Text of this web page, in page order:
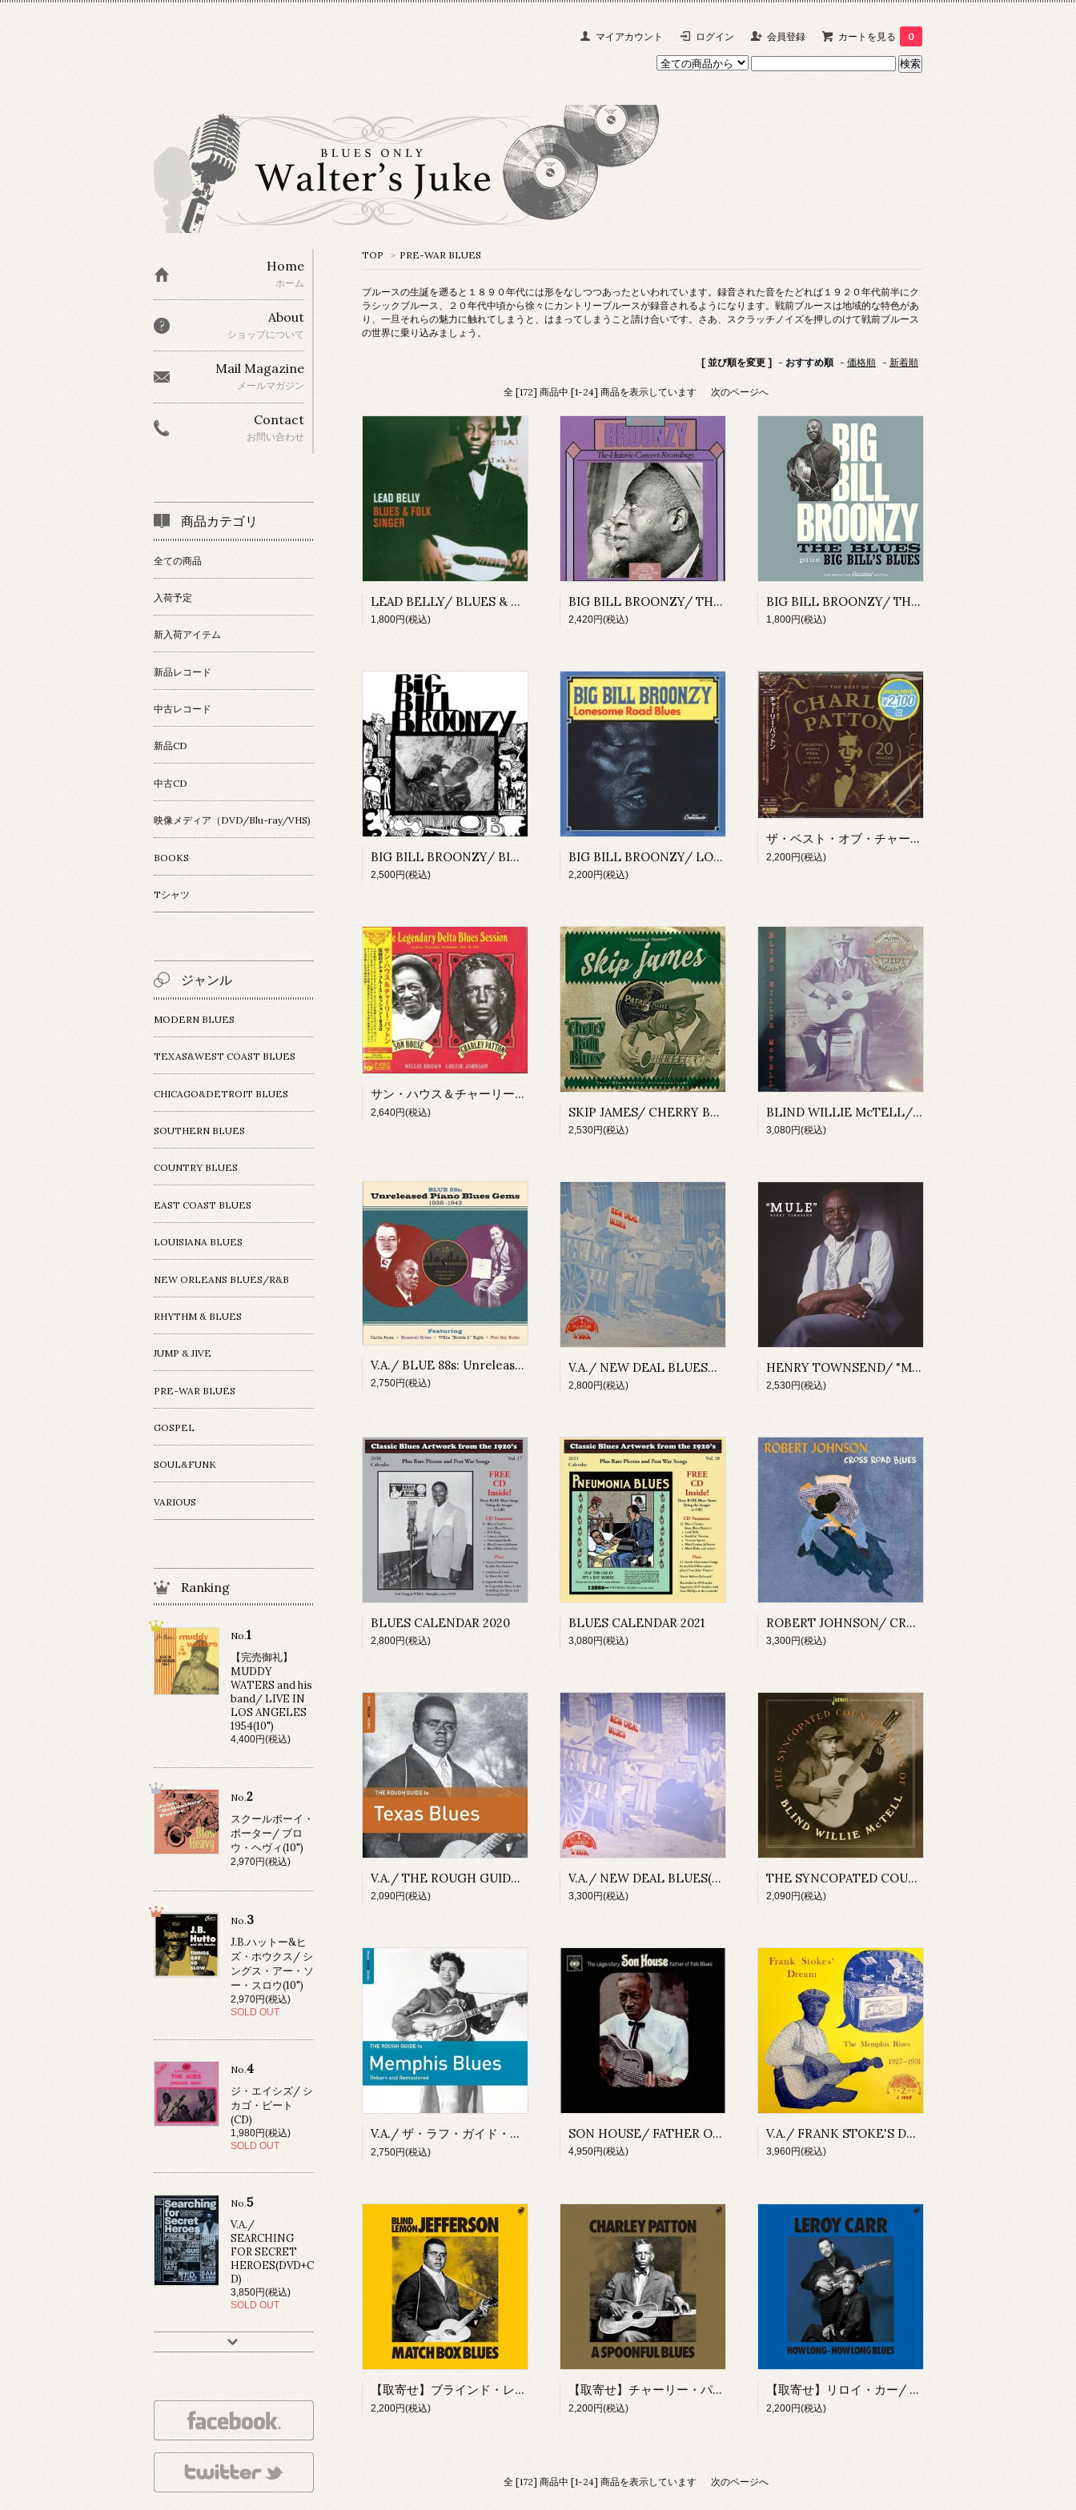
マイアカウント ログイン 会員登録 カートを見る 0
TOP > PRE-WAR BLUES
ブルースの生誕を遡ると１８９０年代には形をなしつつあったといわれています。録音された音をたどれば１９２０年代前半にク
ラシックブルース、２０年代中頃から徐々にカントリーブルースが録音されるようになります。戦前ブルースは地域的な特色があ
り、一旦それらの魅力に触れてしまうと、はまってしまうこと請け合いです。さあ、スクラッチノイズを押しのけて戦前ブルース
の世界に乗り込みましょう。
[ 並び順を変更 ] - おすすめ順 - 価格順 - 新着順
全 [172] 商品中 [1-24] 商品を表示しています 次のページへ
LEAD BELLY/ BLUES & FOLK SINGER(CD)
1,800円(税込)
BIG BILL BROONZY/ THE HISTRIC CONCERT RECORDINGS(CD)
2,420円(税込)
BIG BILL BROONZY/ THE BLUES + BIG BILL'S BLUES
1,800円(税込)
BIG BILL BROONZY/ BIG BILL BROONZY(LP)
2,500円(税込)
BIG BILL BROONZY/ LONESOME ROAD BLUES(LP)
2,200円(税込)
ザ・ベスト・オブ・チャーリー・パットン(CD)
2,200円(税込)
サン・ハウス＆チャーリー・パットン/ 伝説のデルタ・ブルース・セッション1930(CD)
2,640円(税込) SKIP JAMES/ CHERRY BALL BLUES(CD)
2,530円(税込)
BLIND WILLIE McTELL/ ATLANTA TWELVE STRING(COLORED VINYL)
3,080円(税込)
V.A./ BLUE 88s: Unreleased Piano Blues Gems 1938-1942(CD)
2,750円(税込)
V.A./ NEW DEAL BLUES…(1933-1939)
2,800円(税込)
HENRY TOWNSEND/ "MULE"(CD)
2,530円(税込)
BLUES CALENDAR 2020
2,800円(税込)
BLUES CALENDAR 2021
3,080円(税込)
ROBERT JOHNSON/ CROSS ROAD BLUES(180g LP)
3,300円(税込)
V.A./ THE ROUGH GUIDE to Texas Blues(CD)
2,090円(税込)
V.A./ NEW DEAL BLUES(LP)
3,300円(税込)
THE SYNCOPATED COUNTRY BLUES OF BLIND WILLIE McTELL(CD-R)
2,090円(税込)
V.A./ ザ・ラフ・ガイド・トゥ・メンフィス・ブルース(CD)
2,750円(税込)
SON HOUSE/ FATHER OF FOLK BLUES(COLORED VINYL)
4,950円(税込)
V.A./ FRANK STOKE'S DREAM: THE MEMPHIS BLUES 1927-1931(LP)
3,960円(税込)
【取寄せ】ブラインド・レモン・ジェファスン/ マッチ・ボックス・ブルース(CD)
2,200円(税込)
【取寄せ】チャーリー・パットン/ ア・スプーンフル・ブルース(CD)
2,200円(税込)
【取寄せ】リロイ・カー/ ハウ・ロング・ハウ・ロング・ブルース(CD)
2,200円(税込)
全 [172] 商品中 [1-24] 商品を表示しています 次のページへ
Home
ホーム
About
ショップについて
Mail Magazine
メールマガジン
Contact
お問い合わせ
商品カテゴリ
全ての商品
入荷予定
新入荷アイテム
新品レコード
中古レコード
新品CD
中古CD
映像メディア（DVD/Blu-ray/VHS)
BOOKS
Tシャツ
ジャンル
MODERN BLUES
TEXAS&WEST COAST BLUES
CHICAGO&DETROIT BLUES
SOUTHERN BLUES
COUNTRY BLUES
EAST COAST BLUES
LOUISIANA BLUES
NEW ORLEANS BLUES/R&B
RHYTHM & BLUES
JUMP & JIVE
PRE-WAR BLUES
GOSPEL
SOUL&FUNK
VARIOUS
Ranking
No.1
【完売御礼】
MUDDY
WATERS and his
band/ LIVE IN
LOS ANGELES
1954(10")
4,400円(税込)
No.2
スクールボーイ・
ポーター/ ブロ
ウ・ヘヴィ(10")
2,970円(税込)
No.3
J.B.ハットー&ヒ
ズ・ホウクス/ シ
ングス・アー・ソ
ー・スロウ(10")
2,970円(税込)
SOLD OUT
No.4
ジ・エイシズ/ シ
カゴ・ビート
(CD)
1,980円(税込)
SOLD OUT
No.5
V.A./
SEARCHING
FOR SECRET
HEROES(DVD+C
D)
3,850円(税込)
SOLD OUT